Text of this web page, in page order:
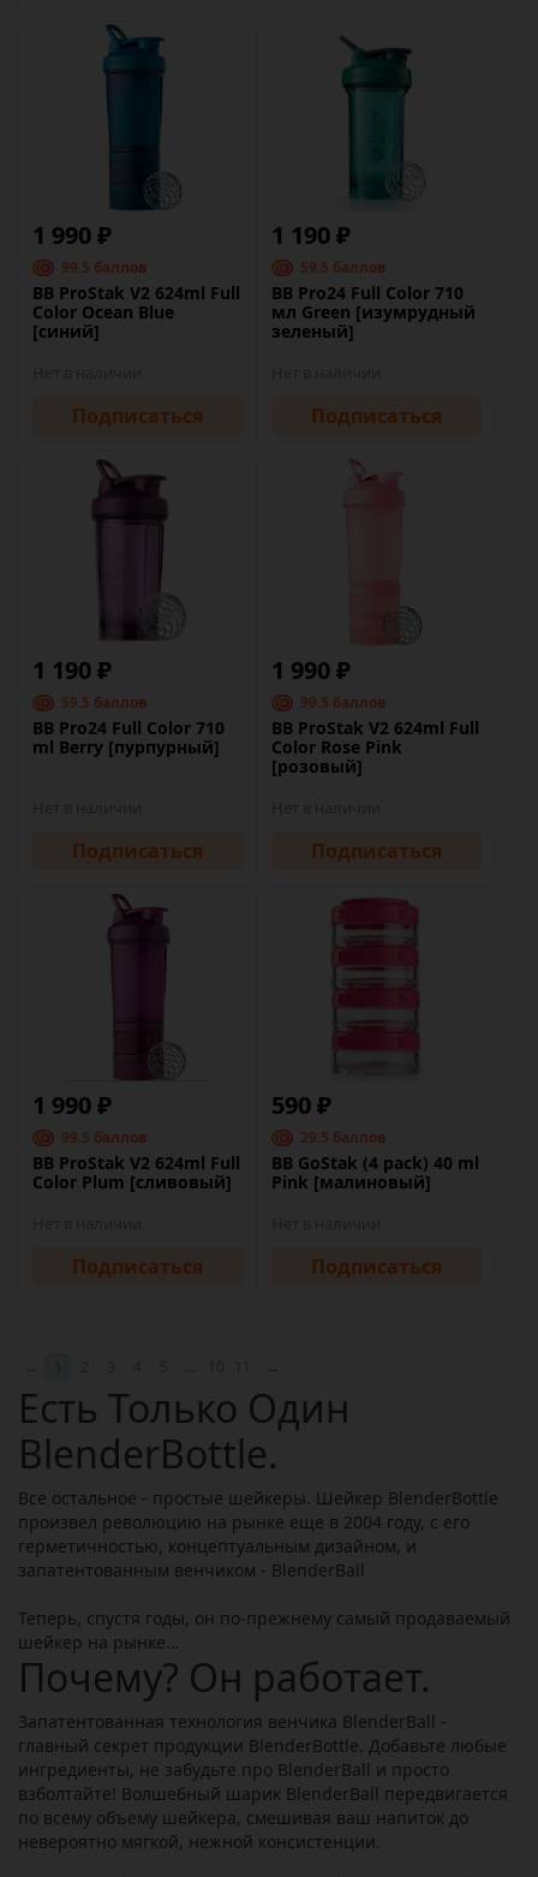
1 990 ₽
99.5 баллов
BB ProStak V2 624ml Full
Color Ocean Blue
[синий]
Подписаться
1 190 ₽
59.5 баллов
BB Pro24 Full Color 710
мл Green [изумрудный
зеленый]
Подписаться
1 190 ₽
59.5 баллов
BB Pro24 Full Color 710
ml Berry [пурпурный]
Подписаться
1 990 ₽
99.5 баллов
BB ProStak V2 624ml Full
Color Rose Pink
[розовый]
Подписаться
1 990 ₽
99.5 баллов
BB ProStak V2 624ml Full
Color Plum [сливовый]
Подписаться
590 ₽
29.5 баллов
BB GoStak (4 pack) 40 ml
Pink [малиновый]
Подписаться
Есть Только Один
BlenderBottle.
Все остальное - простые шейкеры. Шейкер BlenderBottle
произвел революцию на рынке еще в 2004 году, с его
герметичностью, концептуальным дизайном, и
запатентованным венчиком - BlenderBall
Теперь, спустя годы, он по-прежнему самый продаваемый
шейкер на рынке...
Почему? Он работает.
Запатентованная технология венчика BlenderBall -
главный секрет продукции BlenderBottle. Добавьте любые
ингредиенты, не забудьте про BlenderBall и просто
взболтайте! Волшебный шарик BlenderBall передвигается
по всему объему шейкера, смешивая ваш напиток до
невероятно мягкой, нежной консистенции.